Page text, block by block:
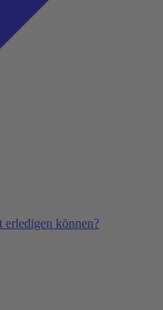
erledigen können?